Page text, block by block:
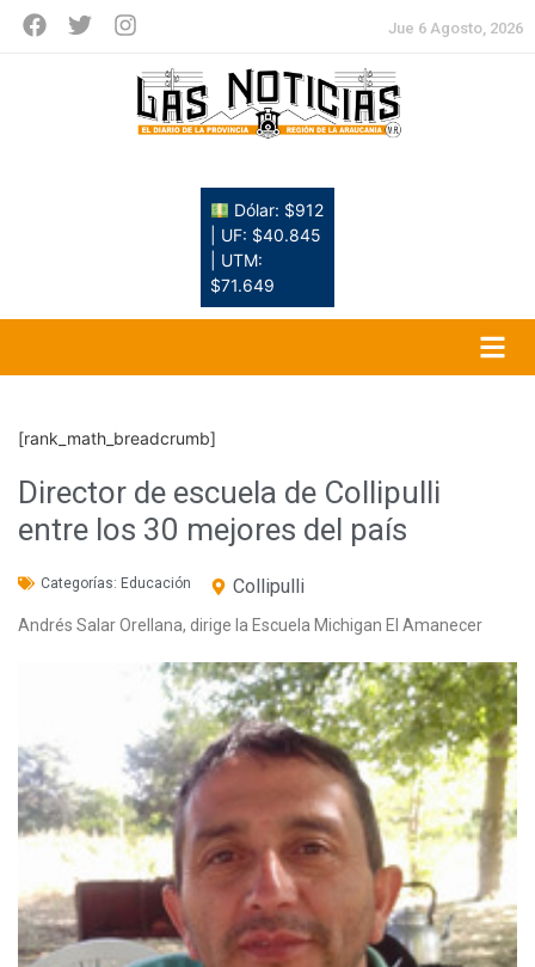
Jue 6 Agosto, 2026
Dólar: $912
| UF: $40.845
| UTM:
$71.649
[rank_math_breadcrumb]
Director de escuela de Collipulli
entre los 30 mejores del país
Categorías: Educación Collipulli
Andrés Salar Orellana, dirige la Escuela Michigan El Amanecer